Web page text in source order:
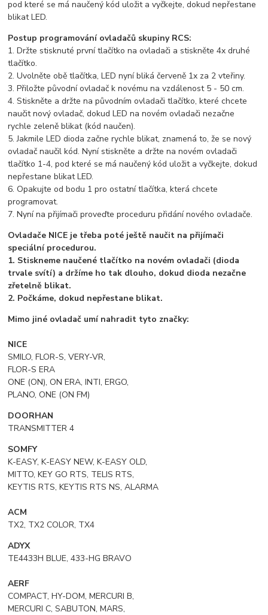
pod které se má naučený kód uložit a vyčkejte, dokud nepřestane
blikat LED.
Postup programování ovladačů skupiny RCS:
1. Držte stisknuté první tlačítko na ovladači a stiskněte 4x druhé
tlačítko.
2. Uvolněte obě tlačítka, LED nyní bliká červeně 1x za 2 vteřiny.
3. Přiložte původní ovladač k novému na vzdálenost 5 - 50 cm.
4. Stiskněte a držte na původním ovladači tlačítko, které chcete
naučit nový ovladač, dokud LED na novém ovladači nezačne
rychle zeleně blikat (kód naučen).
5. Jakmile LED dioda začne rychle blikat, znamená to, že se nový
ovladač naučil kód. Nyní stiskněte a držte na novém ovladači
tlačítko 1-4, pod které se má naučený kód uložit a vyčkejte, dokud
nepřestane blikat LED.
6. Opakujte od bodu 1 pro ostatní tlačítka, která chcete
programovat.
7. Nyní na přijímači proveďte proceduru přidání nového ovladače.
Ovladače NICE je třeba poté ještě naučit na přijímači
speciální procedurou.
1. Stiskneme naučené tlačítko na novém ovladači (dioda
trvale svítí) a držíme ho tak dlouho, dokud dioda nezačne
zřetelně blikat.
2. Počkáme, dokud nepřestane blikat.
Mimo jiné ovladač umí nahradit tyto značky:
NICE
SMILO, FLOR-S, VERY-VR,
FLOR-S ERA
ONE (ON), ON ERA, INTI, ERGO,
PLANO, ONE (ON FM)
DOORHAN
TRANSMITTER 4
SOMFY
K-EASY, K-EASY NEW, K-EASY OLD,
MITTO, KEY GO RTS, TELIS RTS,
KEYTIS RTS, KEYTIS RTS NS, ALARMA
ACM
TX2, TX2 COLOR, TX4
ADYX
TE4433H BLUE, 433-HG BRAVO
AERF
COMPACT, HY-DOM, MERCURI B,
MERCURI C, SABUTON, MARS,